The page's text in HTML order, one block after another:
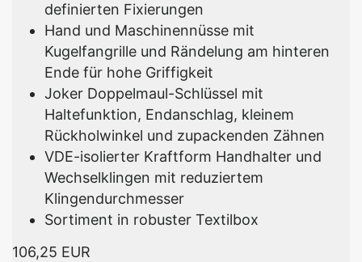
definierten Fixierungen
Hand und Maschinennüsse mit
Kugelfangrille und Rändelung am hinteren
Ende für hohe Griffigkeit
Joker Doppelmaul-Schlüssel mit
Haltefunktion, Endanschlag, kleinem
Rückholwinkel und zupackenden Zähnen
VDE-isolierter Kraftform Handhalter und
Wechselklingen mit reduziertem
Klingendurchmesser
Sortiment in robuster Textilbox
106,25 EUR